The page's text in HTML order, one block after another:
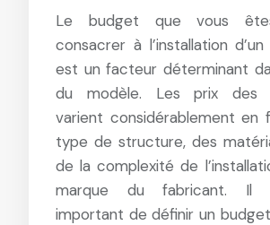
Le budget que vous
consacrer à l’installation
est un facteur déterminant
du modèle. Les prix des
varient considérablement en
type de structure, des
de la complexité de
marque du fabricant. Il
important de définir un